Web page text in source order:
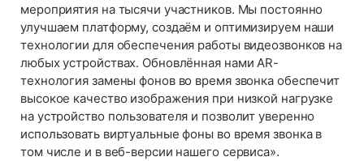
мероприятия на тысячи участников. Мы постоянно
улучшаем платформу, создаём и оптимизируем наши
технологии для обеспечения работы видеозвонков на
любых устройствах. Обновлённая нами AR-
технология замены фонов во время звонка обеспечит
высокое качество изображения при низкой нагрузке
на устройство пользователя и позволит уверенно
использовать виртуальные фоны во время звонка в
том числе и в веб-версии нашего сервиса».